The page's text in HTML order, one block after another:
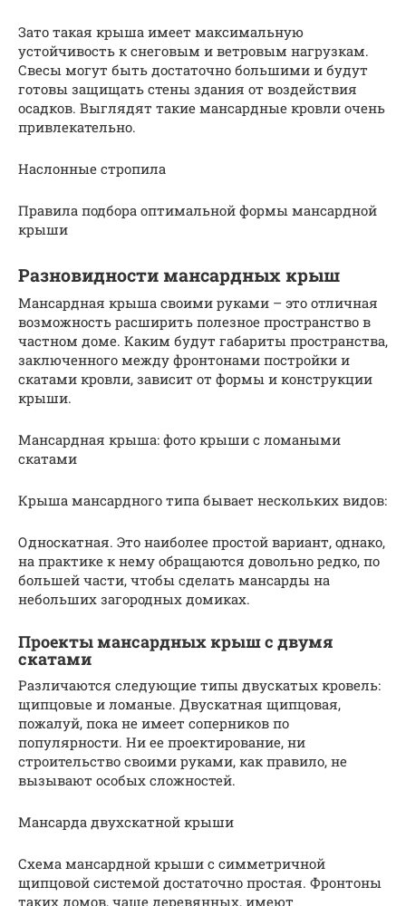
Зато такая крыша имеет максимальную
устойчивость к снеговым и ветровым нагрузкам.
Свесы могут быть достаточно большими и будут
готовы защищать стены здания от воздействия
осадков. Выглядят такие мансардные кровли очень
привлекательно.
Наслонные стропила
Правила подбора оптимальной формы мансардной
крыши
Разновидности мансардных крыш
Мансардная крыша своими руками – это отличная
возможность расширить полезное пространство в
частном доме. Каким будут габариты пространства,
заключенного между фронтонами постройки и
скатами кровли, зависит от формы и конструкции
крыши.
Мансардная крыша: фото крыши с ломаными
скатами
Крыша мансардного типа бывает нескольких видов:
Односкатная. Это наиболее простой вариант, однако,
на практике к нему обращаются довольно редко, по
большей части, чтобы сделать мансарды на
небольших загородных домиках.
Проекты мансардных крыш с двумя
скатами
Различаются следующие типы двускатых кровель:
щипцовые и ломаные. Двускатная щипцовая,
пожалуй, пока не имеет соперников по
популярности. Ни ее проектирование, ни
строительство своими руками, как правило, не
вызывают особых сложностей.
Мансарда двухскатной крыши
Схема мансардной крыши с симметричной
щипцовой системой достаточно простая. Фронтоны
таких домов, чаще деревянных, имеют